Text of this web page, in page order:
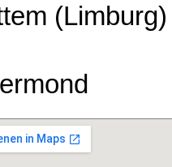
(Limburg)